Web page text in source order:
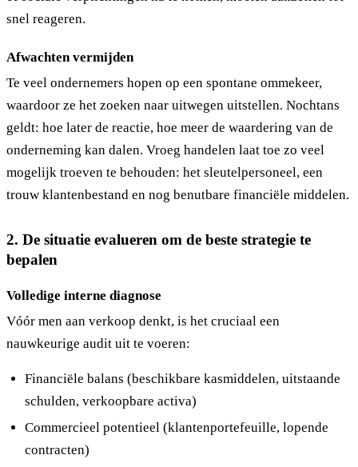
snel reageren.
Afwachten vermijden
Te veel ondernemers hopen op een spontane ommekeer,
waardoor ze het zoeken naar uitwegen uitstellen. Nochtans
geldt: hoe later de reactie, hoe meer de waardering van de
onderneming kan dalen. Vroeg handelen laat toe zo veel
mogelijk troeven te behouden: het sleutelpersoneel, een
trouw klantenbestand en nog benutbare financiële middelen.
2. De situatie evalueren om de beste strategie te
bepalen
Volledige interne diagnose
Vóór men aan verkoop denkt, is het cruciaal een
nauwkeurige audit uit te voeren:
Financiële balans (beschikbare kasmiddelen, uitstaande
schulden, verkoopbare activa)
Commercieel potentieel (klantenportefeuille, lopende
contracten)